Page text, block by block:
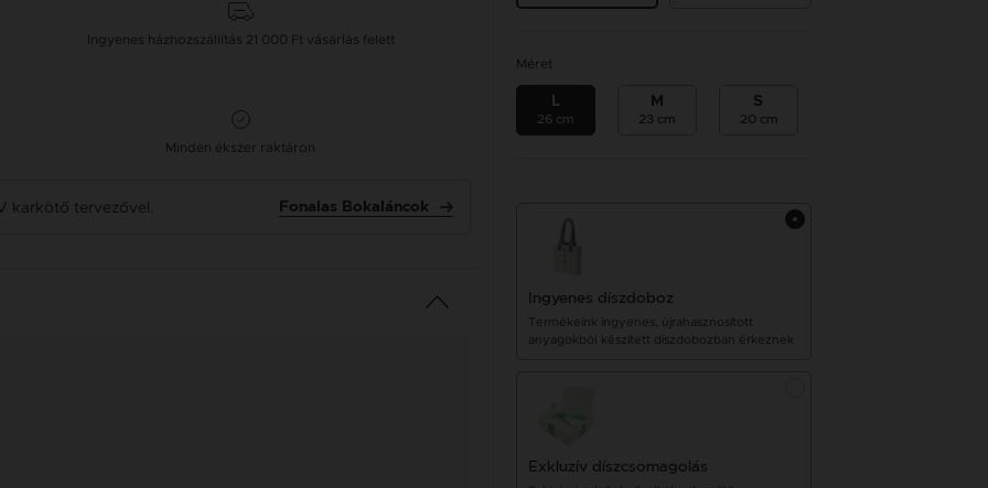
Ingyenes házhozszállítás 21 000 Ft vásárlás felett
Minden ékszer raktáron
karkötő tervezővel. Fonalas Bokaláncok
Méret
L
26 cm
M
23 cm
S
20 cm
Ingyenes díszdoboz
Termékeink ingyenes, újrahasznosított
anyagokból készített díszdobozban érkeznek
Exkluzív díszcsomagolás